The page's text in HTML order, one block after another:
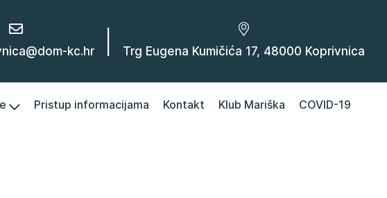
kc.hr Trg Eugena Kumičića 17, 48000 Koprivnica
Pristup informacijama Kontakt Klub Mariška COVID-19